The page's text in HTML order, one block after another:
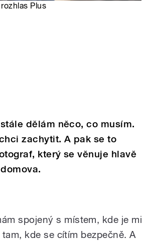
Plus
dělám něco, co musím.
zachytit. A pak se to
který se věnuje hlavě
spojený s místem, kde je mi
kde se cítím bezpečně. A